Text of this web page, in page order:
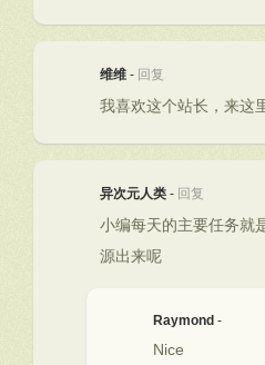
维维 - 回复
我喜欢这个站长，来这
异次元人类 - 回复
小编每天的主要任务就
源出来呢
Raymond -
Nice